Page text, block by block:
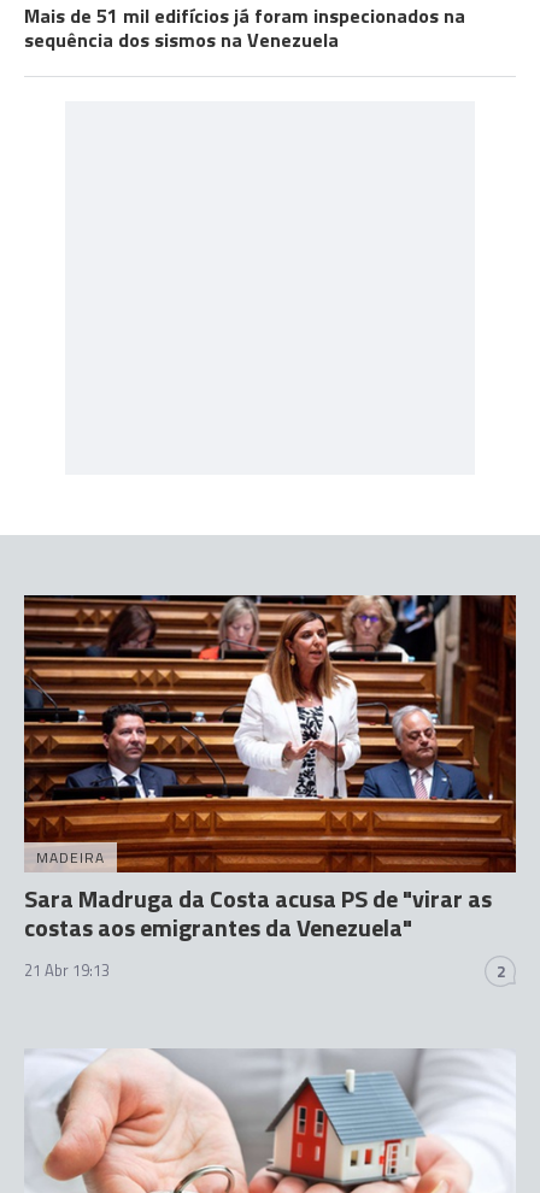
Mais de 51 mil edifícios já foram inspecionados na
sequência dos sismos na Venezuela
MADEIRA
Sara Madruga da Costa acusa PS de "virar as
costas aos emigrantes da Venezuela"
21 Abr 19:13 2